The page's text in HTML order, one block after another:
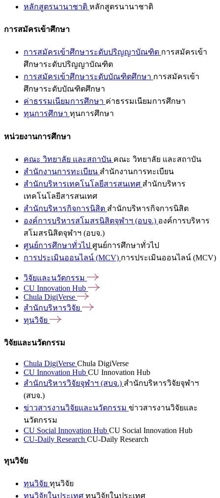
หลักสูตรนานาชาติ หลักสูตรนานาชาติ
การสมัครเข้าศึกษา
การสมัครเข้าศึกษาระดับปริญญาบัณฑิต การสมัครเข้า
ศึกษาระดับปริญญาบัณฑิต
การสมัครเข้าศึกษาระดับบัณฑิตศึกษา การสมัครเข้า
ศึกษาระดับบัณฑิตศึกษา
ค่าธรรมเนียมการศึกษา ค่าธรรมเนียมการศึกษา
ทุนการศึกษา ทุนการศึกษา
หน่วยงานการศึกษา
คณะ วิทยาลัย และสถาบัน คณะ วิทยาลัย และสถาบัน
สำนักงานการทะเบียน สำนักงานการทะเบียน
สำนักบริหารเทคโนโลยีสารสนเทศ สำนักบริหาร
เทคโนโลยีสารสนเทศ
สำนักบริหารกิจการนิสิต สำนักบริหารกิจการนิสิต
องค์การบริหารสโมสรนิสิตจุฬาฯ (อบจ.) องค์การบริหาร
สโมสรนิสิตจุฬาฯ (อบจ.)
ศูนย์การศึกษาทั่วไป ศูนย์การศึกษาทั่วไป
การประเมินออนไลน์ (MCV) การประเมินออนไลน์ (MCV)
วิจัยและนวัตกรรม
CU Innovation Hub
Chula DigiVerse
สำนักบริหารวิจัย
ทุนวิจัย
วิจัยและนวัตกรรม
Chula DigiVerse Chula DigiVerse
CU Innovation Hub CU Innovation Hub
สำนักบริหารวิจัยจุฬาฯ (สบจ.) สำนักบริหารวิจัยจุฬาฯ
(สบจ.)
ข่าวสารงานวิจัยและนวัตกรรม ข่าวสารงานวิจัยและ
นวัตกรรม
CU Social Innovation Hub CU Social Innovation Hub
CU-Daily Research CU-Daily Research
ทุนวิจัย
ทุนวิจัย ทุนวิจัย
ทุนวิจัยในประเทศ ทุนวิจัยในประเทศ